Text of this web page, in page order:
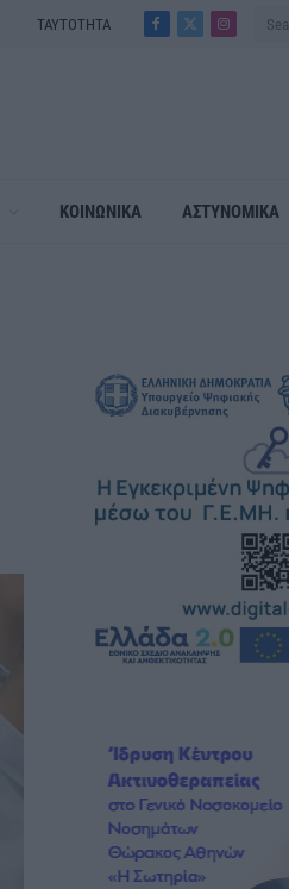
ΤΑΥΤΟΤΗΤΑ
Facebook
X
Instagram
ΚΟΙΝΩΝΙΚΑ ΑΣΤΥΝΟΜΙΚΑ